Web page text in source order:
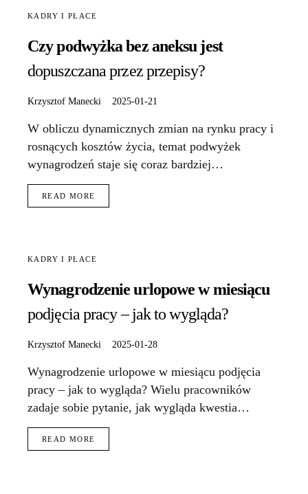
KADRY I PŁACE
Czy podwyżka bez aneksu jest
dopuszczana przez przepisy?
Krzysztof Manecki 2025-01-21
W obliczu dynamicznych zmian na rynku pracy i
rosnących kosztów życia, temat podwyżek
wynagrodzeń staje się coraz bardziej…
READ MORE
KADRY I PŁACE
Wynagrodzenie urlopowe w miesiącu
podjęcia pracy – jak to wygląda?
Krzysztof Manecki 2025-01-28
Wynagrodzenie urlopowe w miesiącu podjęcia
pracy – jak to wygląda? Wielu pracowników
zadaje sobie pytanie, jak wygląda kwestia…
READ MORE